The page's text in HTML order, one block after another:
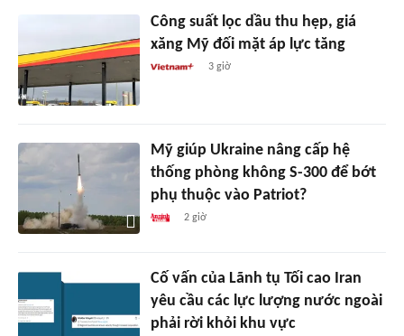
Công suất lọc dầu thu hẹp, giá
xăng Mỹ đối mặt áp lực tăng
3 giờ
Mỹ giúp Ukraine nâng cấp hệ
thống phòng không S-300 để bớt
phụ thuộc vào Patriot?
2 giờ
Cố vấn của Lãnh tụ Tối cao Iran
yêu cầu các lực lượng nước ngoài
phải rời khỏi khu vực